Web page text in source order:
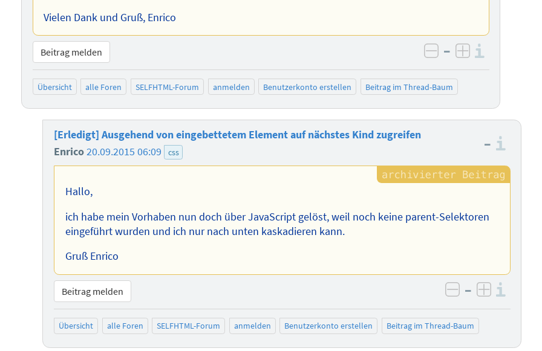
Vielen Dank und Gruß, Enrico
Beitrag melden negativ bewerten
– positiv
Übersicht alle Foren SELFHTML-Forum anmelden Benutzerkonto erstellen Beitrag im Thread-Baum
[Erledigt] Ausgehend von eingebettetem Element auf nächstes Kind zugreifen
Enrico20.09.2015 06:09 css –
Hallo,
ich habe mein Vorhaben nun doch über JavaScript gelöst, weil noch keine parent-Selektoren
eingeführt wurden und ich nur nach unten kaskadieren kann.
Gruß Enrico
Beitrag melden negativ
– positiv
Übersicht alle Foren SELFHTML-Forum anmelden Benutzerkonto erstellen Beitrag im Thread-Baum